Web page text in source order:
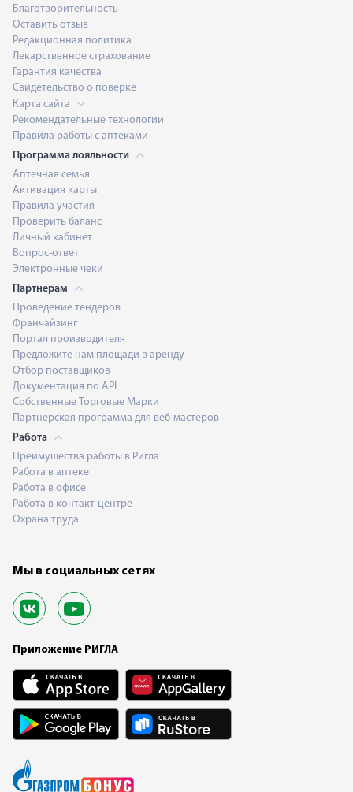
Благотворительность
Оставить отзыв
Редакционная политика
Лекарственное страхование
Гарантия качества
Свидетельство о поверке
Карта сайта
Рекомендательные технологии
Правила работы с аптеками
Программа лояльности
Аптечная семья
Активация карты
Правила участия
Проверить баланс
Личный кабинет
Вопрос-ответ
Электронные чеки
Партнерам
Проведение тендеров
Франчайзинг
Портал производителя
Предложите нам площади в аренду
Отбор поставщиков
Документация по API
Собственные Торговые Марки
Партнерская программа для веб-мастеров
Работа
Преимущества работы в Ригла
Работа в аптеке
Работа в офисе
Работа в контакт-центре
Охрана труда
Мы в социальных сетях
Приложение РИГЛА